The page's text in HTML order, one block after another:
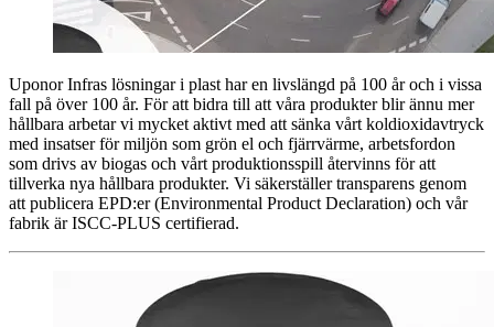
Uponor Infras lösningar i plast har en livslängd på 100 år och i vissa
fall på över 100 år. För att bidra till att våra produkter blir ännu mer
hållbara arbetar vi mycket aktivt med att sänka vårt koldioxidavtryck
med insatser för miljön som grön el och fjärrvärme, arbetsfordon
som drivs av biogas och vårt produktionsspill återvinns för att
tillverka nya hållbara produkter. Vi säkerställer transparens genom
att publicera EPD:er (Environmental Product Declaration) och vår
fabrik är ISCC-PLUS certifierad.